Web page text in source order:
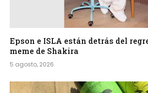
Epson e ISLA están detrás del
meme de Shakira
5 agosto, 2026